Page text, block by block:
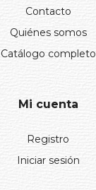
Contacto
Quiénes somos
Catálogo completo
Mi cuenta
Registro
Iniciar sesión